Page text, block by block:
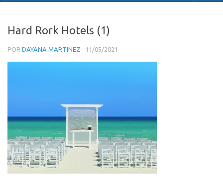
Hard Rork Hotels (1)
POR DAYANA MARTINEZ · 11/05/2021